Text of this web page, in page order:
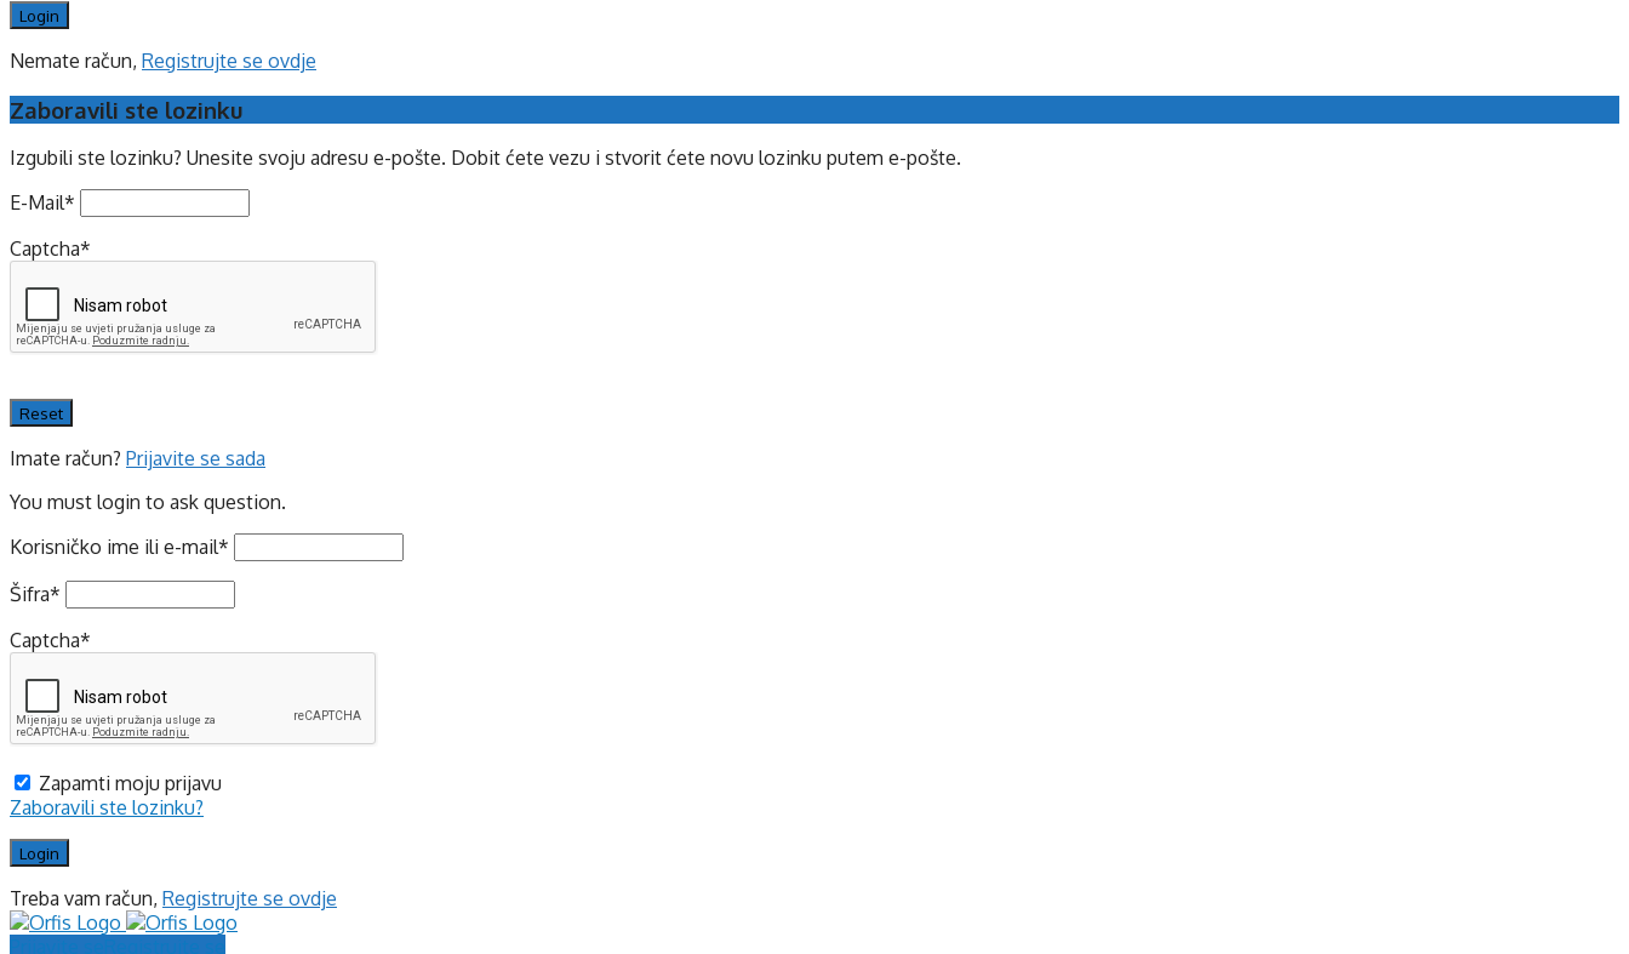
Nemate račun, Registrujte se ovdje
Zaboravili ste lozinku
Izgubili ste lozinku? Unesite svoju adresu e-pošte. Dobit ćete vezu i stvorit ćete novu lozinku putem e-pošte.
E-Mail*
Captcha*
Imate račun? Prijavite se sada
You must login to ask question.
Korisničko ime ili e-mail*
Šifra*
Captcha*
Zapamti moju prijavu
Zaboravili ste lozinku?
Treba vam račun, Registrujte se ovdje